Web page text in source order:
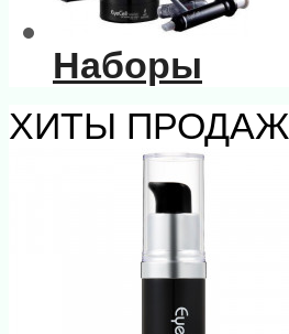
Наборы
ХИТЫ ПРОДАЖ